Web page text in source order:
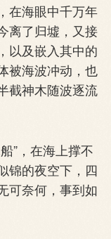
海眼中千万年
离了归墟，又接
以及嵌入其中的
被海波冲动，也
截神木随波逐流
”，在海上撑不
锦的夜空下，四
可奈何，事到如